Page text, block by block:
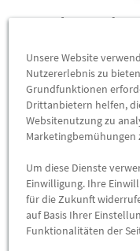
Original
B66958876
Poloshirt Damen.
Atmungsaktiv und
EcoMade. Senkrechte
Nackenband.
Unsere Website
Nutzererlebnis zu
Grundfunktionen
Drittanbietern helfen,
Websitenutzung zu
Um diese Dienste
Einwilligung. Ihre
für die Zukunft
auf Basis Ihrer
Funktionalitäten der